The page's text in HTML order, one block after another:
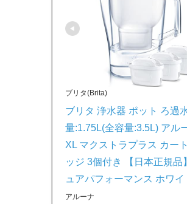
ブリタ(Brita)
ブリタ 浄水器 ポット ろ過
量:1.75L(全容量:3.5L) アル
XL マクストラプラス カー
ッジ 3個付き 【日本正規品
ュアパフォーマンス ホワイ
アルーナ